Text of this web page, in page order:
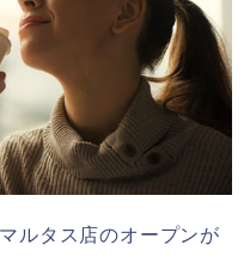
ルタス店のオープンが